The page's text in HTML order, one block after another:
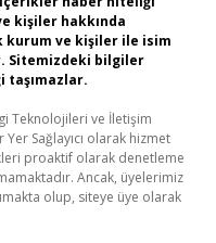
kişiler hakkında
kurum ve kişiler ile isim
Sitemizdeki bilgiler
taşımazlar.
Teknolojileri ve İletişim
Sağlayıcı olarak hizmet
proaktif olarak denetleme
Ancak, üyelerimiz
olup, siteye üye olarak